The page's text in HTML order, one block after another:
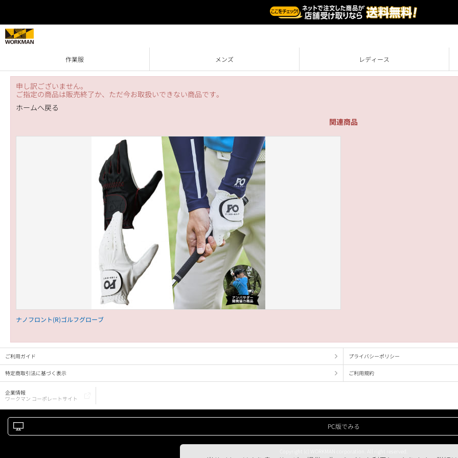
作業服 メンズ レディース
申し訳ございません。
ご指定の商品は販売終了か、ただ今お取扱いできない商品です。
ホームへ戻る
関連商品
ナノフロント(R)ゴルフグローブ
ご利用ガイド プライバシーポリシー
特定商取引法に基づく表示 ご利用規約
企業情報
ワークマン コーポレートサイト
PC版でみる